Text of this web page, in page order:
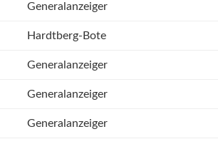
Generalanzeiger
Hardtberg-Bote
Generalanzeiger
Generalanzeiger
Generalanzeiger